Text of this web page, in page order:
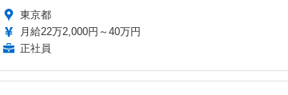
東京都
月給22万2,000円～40万円
正社員